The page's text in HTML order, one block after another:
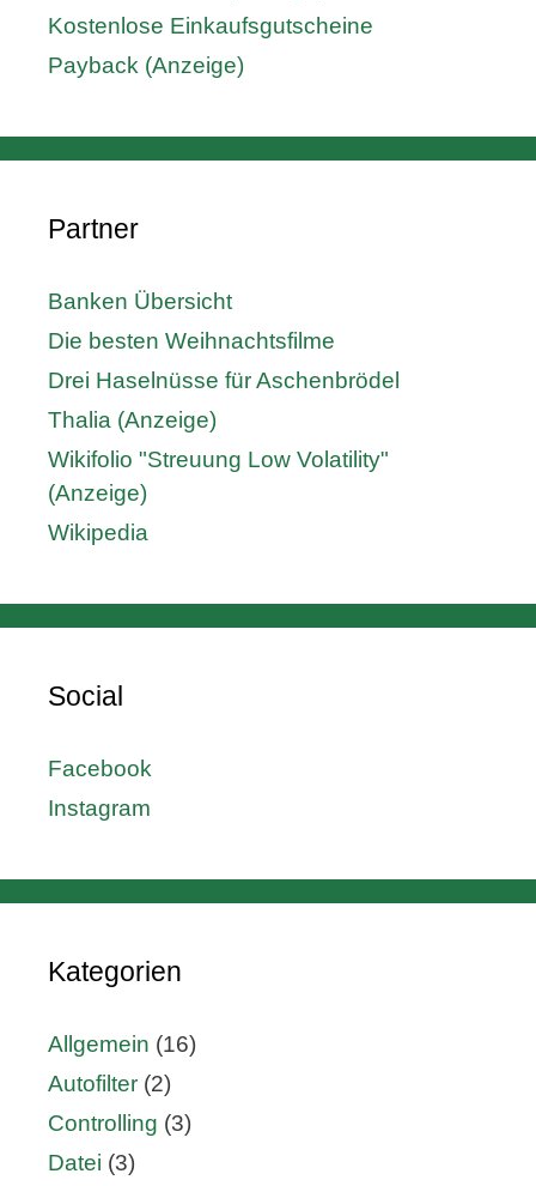
Kostenlose Einkaufsgutscheine
Payback (Anzeige)
Partner
Banken Übersicht
Die besten Weihnachtsfilme
Drei Haselnüsse für Aschenbrödel
Thalia (Anzeige)
Wikifolio "Streuung Low Volatility"
(Anzeige)
Wikipedia
Social
Facebook
Instagram
Kategorien
Allgemein (16)
Autofilter (2)
Controlling (3)
Datei (3)